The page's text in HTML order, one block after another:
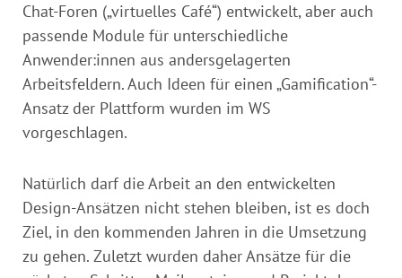
Chat-Foren („virtuelles Café“) entwickelt, aber auch
passende Module für unterschiedliche
Anwender:innen aus andersgelagerten
Arbeitsfeldern. Auch Ideen für einen „Gamification“-
Ansatz der Plattform wurden im WS
vorgeschlagen.
Natürlich darf die Arbeit an den entwickelten
Design-Ansätzen nicht stehen bleiben, ist es doch
Ziel, in den kommenden Jahren in die Umsetzung
zu gehen. Zuletzt wurden daher Ansätze für die